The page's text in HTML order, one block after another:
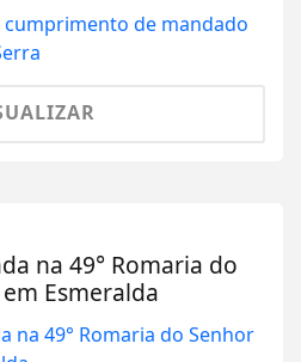
na 49° Romaria do
Esmeralda